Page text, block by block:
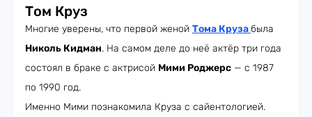
Том Круз
Многие уверены, что первой женой Тома Круза была
Николь Кидман. На самом деле до неё актёр три года
состоял в браке с актрисой Мими Роджерс — с 1987
по 1990 год.
Именно Мими познакомила Круза с сайентологией.